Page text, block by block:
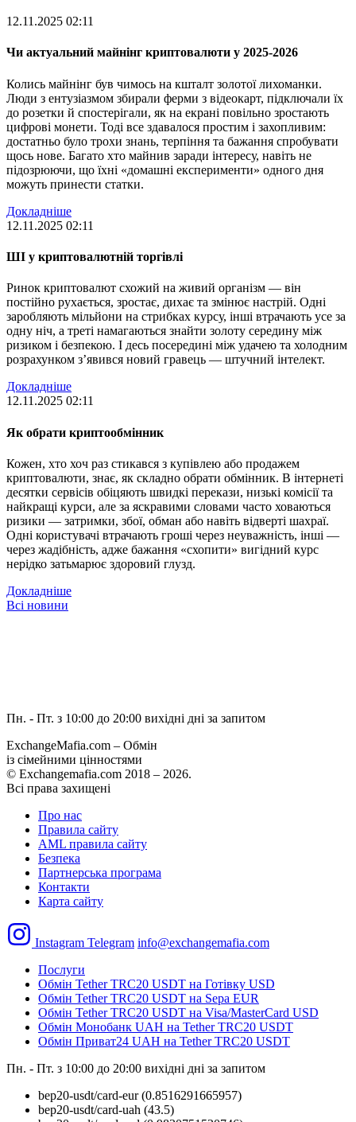
12.11.2025 02:11
Чи актуальний майнінг криптовалюти у 2025-2026
Колись майнінг був чимось на кшталт золотої лихоманки.
Люди з ентузіазмом збирали ферми з відеокарт, підключали їх
до розетки й спостерігали, як на екрані повільно зростають
цифрові монети. Тоді все здавалося простим і захопливим:
достатньо було трохи знань, терпіння та бажання спробувати
щось нове. Багато хто майнив заради інтересу, навіть не
підозрюючи, що їхні «домашні експерименти» одного дня
можуть принести статки.
Докладніше
12.11.2025 02:11
ШІ у криптовалютній торгівлі
Ринок криптовалют схожий на живий організм — він
постійно рухається, зростає, дихає та змінює настрій. Одні
заробляють мільйони на стрибках курсу, інші втрачають усе за
одну ніч, а треті намагаються знайти золоту середину між
ризиком і безпекою. І десь посередині між удачею та холодним
розрахунком з’явився новий гравець — штучний інтелект.
Докладніше
12.11.2025 02:11
Як обрати криптообмінник
Кожен, хто хоч раз стикався з купівлею або продажем
криптовалюти, знає, як складно обрати обмінник. В інтернеті
десятки сервісів обіцяють швидкі перекази, низькі комісії та
найкращі курси, але за яскравими словами часто ховаються
ризики — затримки, збої, обман або навіть відверті шахраї.
Одні користувачі втрачають гроші через неуважність, інші —
через жадібність, адже бажання «схопити» вигідний курс
нерідко затьмарює здоровий глузд.
Докладніше
Всі новини
Пн. - Пт. з 10:00 до 20:00 вихідні дні за запитом
ExchangeMafia.com – Обмін
із сімейними цінностями
© Exchangemafia.com 2018 – 2026.
Всі права захищені
Про нас
Правила сайту
AML правила сайту
Безпека
Партнерська програма
Контакти
Карта сайту
Instagram Telegram info@exchangemafia.com
Послуги
Обмін Tether TRC20 USDT на Готівку USD
Обмін Tether TRC20 USDT на Sepa EUR
Обмін Tether TRC20 USDT на Visa/MasterCard USD
Обмін Монобанк UAH на Tether TRC20 USDT
Обмін Приват24 UAH на Tether TRC20 USDT
Пн. - Пт. з 10:00 до 20:00 вихідні дні за запитом
bep20-usdt/card-eur (0.8516291665957)
bep20-usdt/card-uah (43.5)